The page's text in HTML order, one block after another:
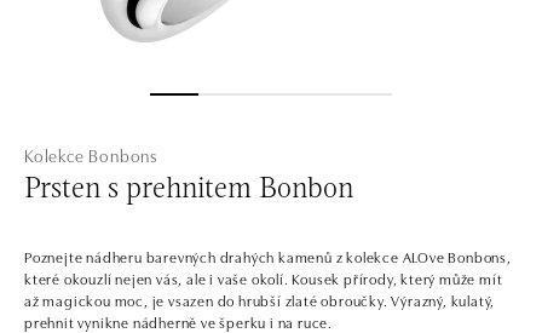
Kolekce Bonbons
Prsten s prehnitem Bonbon
Poznejte nádheru barevných drahých kamenů z kolekce ALOve Bonbons,
které okouzlí nejen vás, ale i vaše okolí. Kousek přírody, který může mít
až magickou moc, je vsazen do hrubší zlaté obroučky. Výrazný, kulatý,
prehnit vynikne nádherně ve šperku i na ruce.